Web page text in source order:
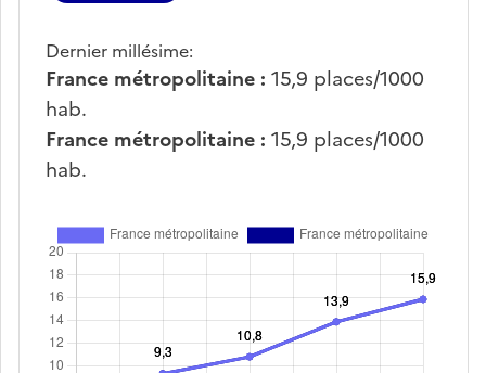
Dernier millésime:
France métropolitaine : 15,9 places/1000
hab.
France métropolitaine : 15,9 places/1000
hab.